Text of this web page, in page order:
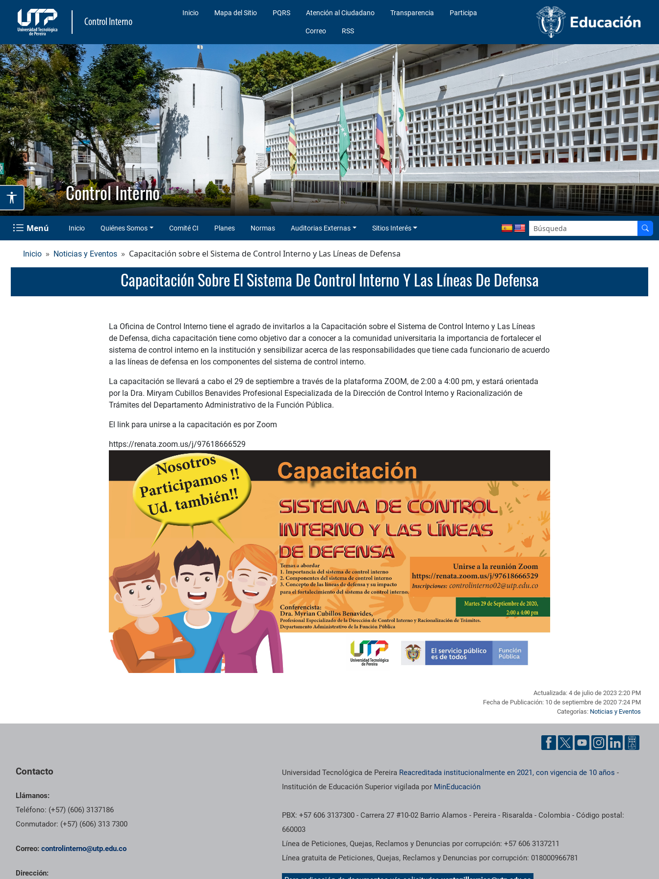
Control Interno
Inicio Mapa del Sitio PQRS Atención al Ciudadano Transparencia Participa
Correo RSS
Control Interno
Menú Inicio Quiénes Somos Comité CI Planes Normas Auditorias Externas Sitios Interés
Inicio Noticias y Eventos Capacitación sobre el Sistema de Control Interno y Las Líneas de Defensa
Capacitación Sobre El Sistema De Control Interno Y Las Líneas De Defensa
La Oficina de Control Interno tiene el agrado de invitarlos a la Capacitación sobre el Sistema de Control Interno y Las Líneas
de Defensa, dicha capacitación tiene como objetivo dar a conocer a la comunidad universitaria la importancia de fortalecer el
sistema de control interno en la institución y sensibilizar acerca de las responsabilidades que tiene cada funcionario de acuerdo
a las líneas de defensa en los componentes del sistema de control interno.
La capacitación se llevará a cabo el 29 de septiembre a través de la plataforma ZOOM, de 2:00 a 4:00 pm, y estará orientada
por la Dra. Miryam Cubillos Benavides Profesional Especializada de la Dirección de Control Interno y Racionalización de
Trámites del Departamento Administrativo de la Función Pública.
El link para unirse a la capacitación es por Zoom
https://renata.zoom.us/j/97618666529
Actualizada: 4 de julio de 2023 2:20 PM
Fecha de Publicación: 10 de septiembre de 2020 7:24 PM
Categorías: Noticias y Eventos
Contacto
Llámanos:
Teléfono: (+57) (606) 3137186
Conmutador: (+57) (606) 313 7300
Correo: controlinterno@utp.edu.co
Dirección:
Información institucional
Universidad Tecnológica de Pereira Reacreditada institucionalmente en 2021, con vigencia de 10 años -
Institución de Educación Superior vigilada por MinEducación
PBX: +57 606 3137300 - Carrera 27 #10-02 Barrio Alamos - Pereira - Risaralda - Colombia - Código postal:
660003
Línea de Peticiones, Quejas, Reclamos y Denuncias por corrupción: +57 606 3137211
Línea gratuita de Peticiones, Quejas, Reclamos y Denuncias por corrupción: 018000966781